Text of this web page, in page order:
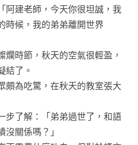
阿建老師，今天你很坦誠，我
候，我的弟弟離開世界
時節，秋天的空氣很輕盈，
結了。
頗為吃驚，在秋天的教室張大
步了解：「弟弟過世了，和語
關係嗎？」